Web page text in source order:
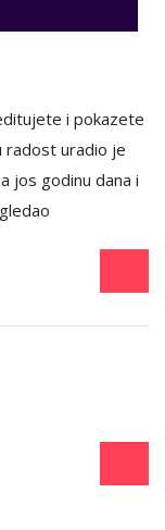
i pokazete
radost uradio je
jos godinu dana i